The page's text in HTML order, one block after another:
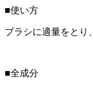
■使い方
ブラシに適量をとり
■全成分